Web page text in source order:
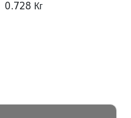
0.728 Кг